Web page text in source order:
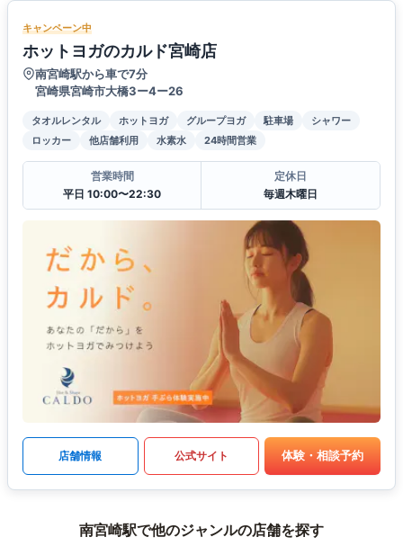
キャンペーン中
ホットヨガのカルド宮崎店
南宮崎駅から車で7分
宮崎県宮崎市大橋3ー4ー26
タオルレンタル ホットヨガ グループヨガ 駐車場
シャワー
ロッカー
他店舗利用 水素水 24時間営業
営業時間
平日 10:00〜22:30
定休日
毎週木曜日
店舗情報 公式サイト 体験・相談予約
南宮崎駅で他のジャンルの店舗を探す